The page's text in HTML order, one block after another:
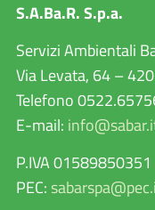
S.A.Ba.R. S.p.a.
Servizi Ambientali
Via Levata, 64 –
Telefono
E-mail:
P.IVA 01589850351
PEC: